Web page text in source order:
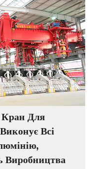
Кран Для
Всі
Виробництва